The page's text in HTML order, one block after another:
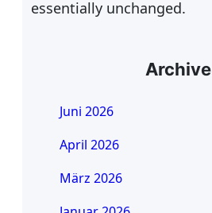
essentially unchanged.
Archive
Juni 2026
April 2026
März 2026